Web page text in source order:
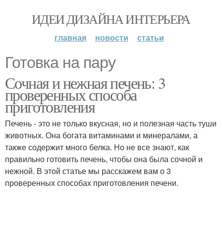
ИДЕИ ДИЗАЙНА ИНТЕРЬЕРА
главная новости статьи
Готовка на пару
Сочная и нежная печень: 3
проверенных способа
приготовления
Печень - это не только вкусная, но и полезная часть туши
животных. Она богата витаминами и минералами, а
также содержит много белка. Но не все знают, как
правильно готовить печень, чтобы она была сочной и
нежной. В этой статье мы расскажем вам о 3
проверенных способах приготовления печени.